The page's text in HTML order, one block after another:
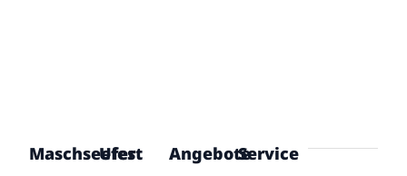
Maschseefest
Ufer AngeboteService